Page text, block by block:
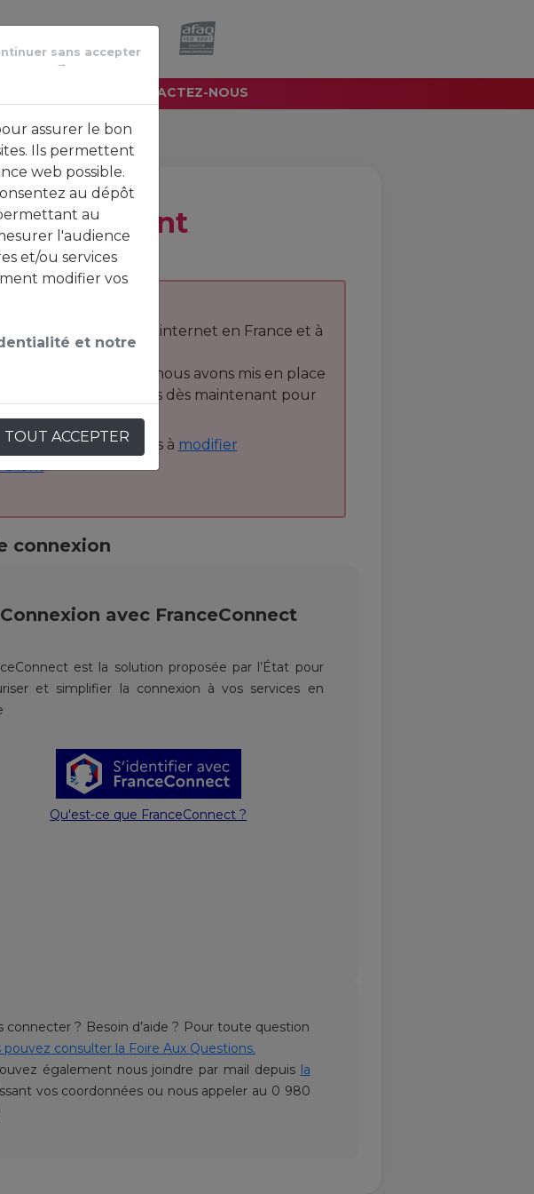
emplois de la famille.
CONTACTEZ-NOUS
client
les clients sur les sites internet en France et à
prudence.
en vigueur, nous avons mis en place
. Connectez-vous dès maintenant pour
n’hésitez pas à modifier
client.
connexion
Connexion avec FranceConnect
est la solution proposée par l’État pour
et simplifier la connexion à vos services en
Qu'est-ce que FranceConnect ?
connecter ? Besoin d’aide ? Pour toute question
pouvez consulter la Foire Aux Questions.
également nous joindre par mail depuis la
vos coordonnées ou nous appeler au 0 980
sans accepter
→
assurer le bon
Ils permettent
web possible.
au dépôt
au
l'audience
et/ou services
modifier vos
et notre
TOUT ACCEPTER